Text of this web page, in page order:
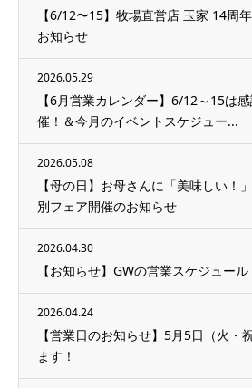
【6/12〜15】牧場直営店 玉家 14周
お知らせ
2026.05.29
【6月営業カレンダー】6/12～15は
催！＆今月のイベントスケジュー...
2026.05.08
【母の日】お母さんに「美味しい！
別フェア開催のお知らせ
2026.04.30
【お知らせ】GWの営業スケジュール
2026.04.24
【営業日のお知らせ】5月5日（火・
ます！